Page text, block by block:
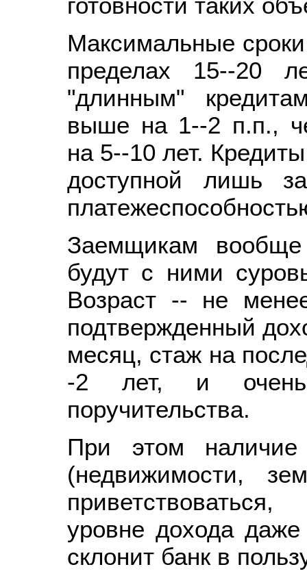
Максимальные
пределах 15--20
"длинным"
выше на 1--2 п.п.,
на 5--10 лет.
доступной лишь
Заемщикам вообще
будут с ними
Возраст -- не
подтвержденный
месяц, стаж на
-2 лет, и очень
поручительства.
При этом
(недвижимости,
уровне дохода
склонит банк в